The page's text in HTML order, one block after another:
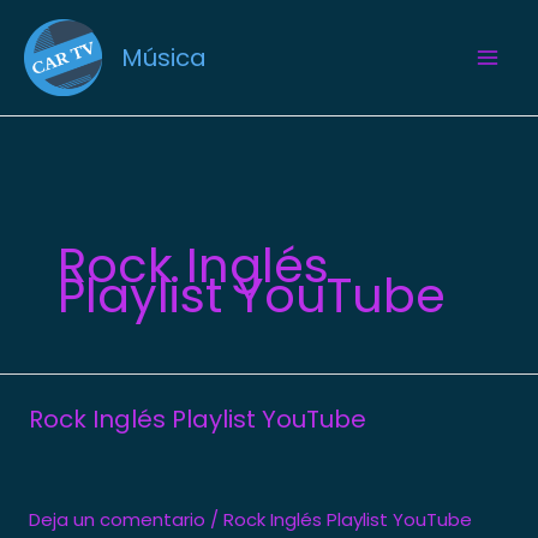
contenido
Música
Rock Inglés
Playlist YouTube
Rock Inglés Playlist YouTube
Deja un comentario / Rock Inglés Playlist YouTube